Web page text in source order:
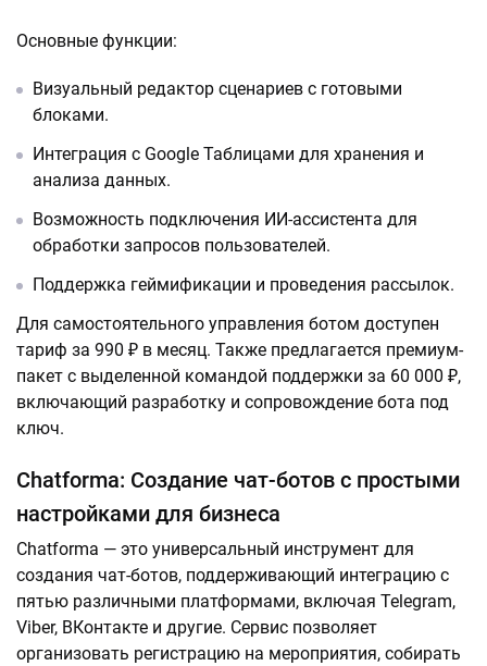
Основные функции:
Визуальный редактор сценариев с готовыми
блоками.
Интеграция с Google Таблицами для хранения и
анализа данных.
Возможность подключения ИИ-ассистента для
обработки запросов пользователей.
Поддержка геймификации и проведения рассылок.
Для самостоятельного управления ботом доступен
тариф за 990 ₽ в месяц. Также предлагается премиум-
пакет с выделенной командой поддержки за 60 000 ₽,
включающий разработку и сопровождение бота под
ключ.
Chatforma: Создание чат-ботов с простыми
настройками для бизнеса
Chatforma — это универсальный инструмент для
создания чат-ботов, поддерживающий интеграцию с
пятью различными платформами, включая Telegram,
Viber, ВКонтакте и другие. Сервис позволяет
организовать регистрацию на мероприятия, собирать